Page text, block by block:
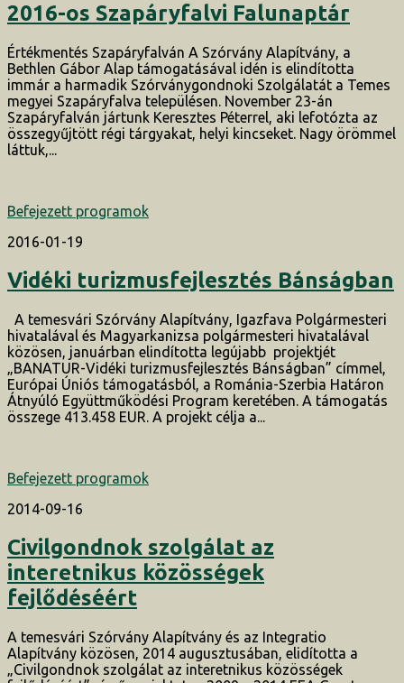
2016-os Szapáryfalvi Falunaptár
Értékmentés Szapáryfalván A Szórvány Alapítvány, a
Bethlen Gábor Alap támogatásával idén is elindította
immár a harmadik Szórványgondnoki Szolgálatát a Temes
megyei Szapáryfalva településen. November 23-án
Szapáryfalván jártunk Keresztes Péterrel, aki lefotózta az
összegyűjtött régi tárgyakat, helyi kincseket. Nagy örömmel
láttuk,...
Befejezett programok
2016-01-19
Vidéki turizmusfejlesztés Bánságban
A temesvári Szórvány Alapítvány, Igazfava Polgármesteri
hivatalával és Magyarkanizsa polgármesteri hivatalával
közösen, januárban elindította legújabb projektjét
„BANATUR-Vidéki turizmusfejlesztés Bánságban” címmel,
Európai Úniós támogatásból, a Románia-Szerbia Határon
Átnyúló Együttműködési Program keretében. A támogatás
összege 413.458 EUR. A projekt célja a...
Befejezett programok
2014-09-16
Civilgondnok szolgálat az
interetnikus közösségek
fejlődéséért
A temesvári Szórvány Alapítvány és az Integratio
Alapítvány közösen, 2014 augusztusában, elidította a
„Civilgondnok szolgálat az interetnikus közösségek